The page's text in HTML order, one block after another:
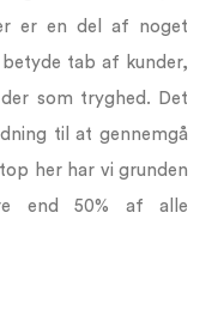
er en del af noget
tab af kunder,
som tryghed. Det
til at gennemgå
her har vi grunden
end 50% af alle